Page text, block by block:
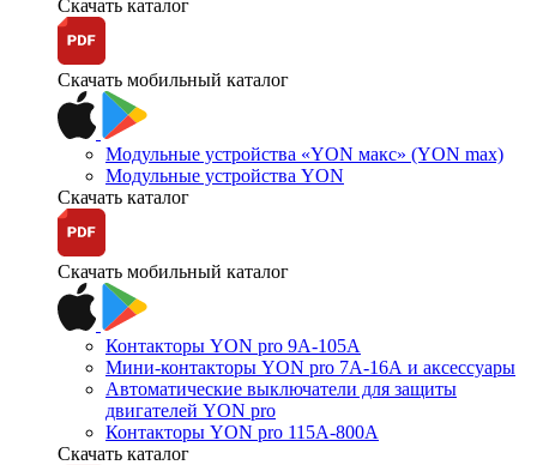
Скачать каталог
Скачать мобильный каталог
Модульные устройства «YON макс» (YON max)
Модульные устройства YON
Скачать каталог
Скачать мобильный каталог
Контакторы YON pro 9А-105А
Мини-контакторы YON pro 7А-16А и аксессуары
Автоматические выключатели для защиты
двигателей YON pro
Контакторы YON pro 115А-800А
Скачать каталог